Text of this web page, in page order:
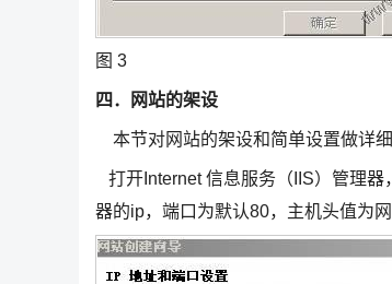
图 3
四．网站的架设
本节对网站的架设和简单设置做详
打开Internet 信息服务（IIS）管理
器的ip，端口为默认80，主机头值为网